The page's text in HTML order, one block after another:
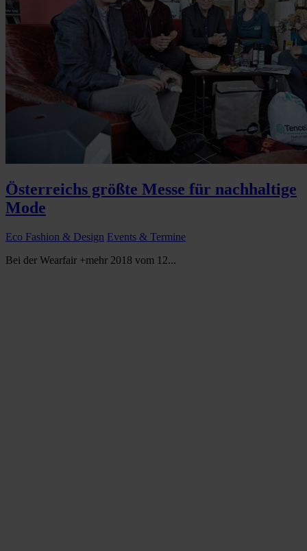
Österreichs größte Messe für nachhaltige
Mode
Eco Fashion & Design Events & Termine
Bei der Wearfair +mehr 2018 vom 12...